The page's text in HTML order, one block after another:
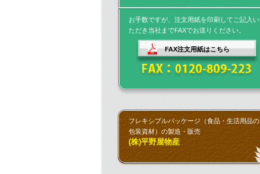
お手数ですが、注文用紙を印刷してご記入い
ただき当社までFAXでお送りください。
FAX注文用紙はこちら
フレキシブルパッケージ（食品・生活用品の
包装資材）の製造・販売
(株)平野屋物産